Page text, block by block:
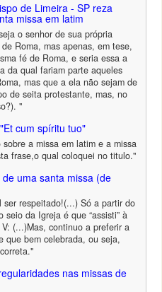
de Limeira - SP reza
missa em latim
o senhor de sua própria
Roma, mas apenas, em tese,
fé de Roma, e seria essa a
da qual fariam parte aqueles
mas que a ela não sejam de
de seita protestante, mas, no
"
cum spíritu tuo"
a missa em latim e a missa
frase,o qual coloquei no titulo."
uma santa missa (de
respeitado!(...) Só a partir do
seio da Igreja é que “assisti” à
(...)Mas, continuo a preferir a
que bem celebrada, ou seja,
nas missas de